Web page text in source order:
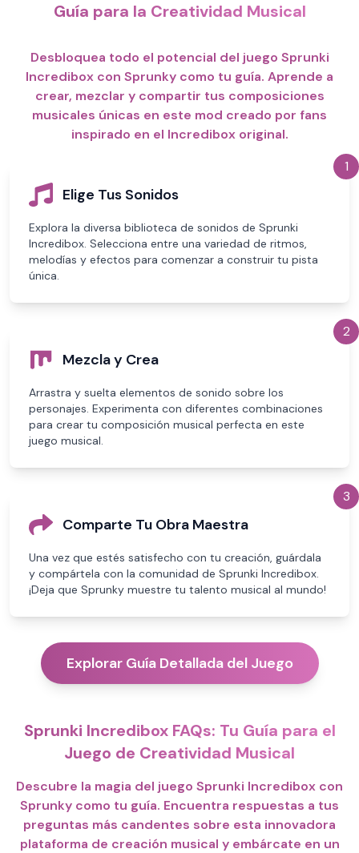
Guía para la Creatividad Musical
Desbloquea todo el potencial del juego Sprunki
Incredibox con Sprunky como tu guía. Aprende a
crear, mezclar y compartir tus composiciones
musicales únicas en este mod creado por fans
inspirado en el Incredibox original.
1
Elige Tus Sonidos
Explora la diversa biblioteca de sonidos de Sprunki
Incredibox. Selecciona entre una variedad de ritmos,
melodías y efectos para comenzar a construir tu pista
única.
2
Mezcla y Crea
Arrastra y suelta elementos de sonido sobre los
personajes. Experimenta con diferentes combinaciones
para crear tu composición musical perfecta en este
juego musical.
3
Comparte Tu Obra Maestra
Una vez que estés satisfecho con tu creación, guárdala
y compártela con la comunidad de Sprunki Incredibox.
¡Deja que Sprunky muestre tu talento musical al mundo!
Explorar Guía Detallada del Juego
Sprunki Incredibox FAQs: Tu Guía para el
Juego de Creatividad Musical
Descubre la magia del juego Sprunki Incredibox con
Sprunky como tu guía. Encuentra respuestas a tus
preguntas más candentes sobre esta innovadora
plataforma de creación musical y embárcate en un